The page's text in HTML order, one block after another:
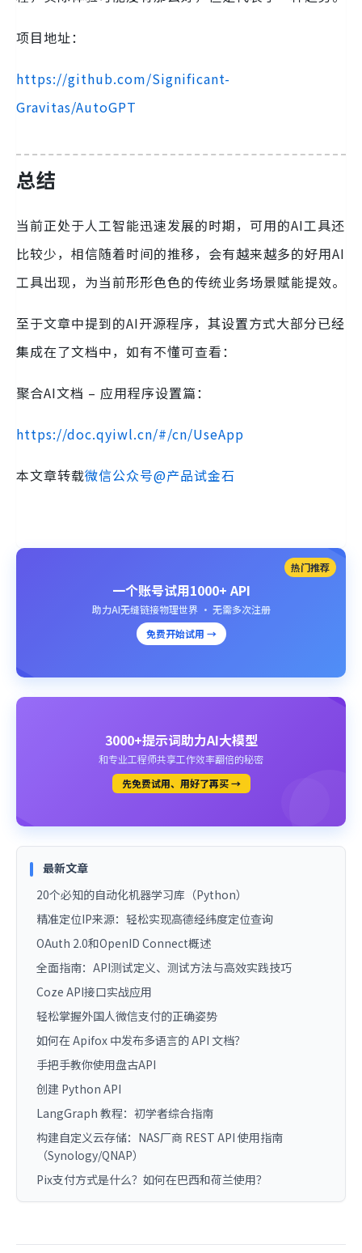
项目地址：
https://github.com/Significant-
Gravitas/AutoGPT
总结
当前正处于人工智能迅速发展的时期，可用的AI工具还
比较少，相信随着时间的推移，会有越来越多的好用AI
工具出现，为当前形形色色的传统业务场景赋能提效。
至于文章中提到的AI开源程序，其设置方式大部分已经
集成在了文档中，如有不懂可查看：
聚合AI文档 – 应用程序设置篇：
https://doc.qyiwl.cn/#/cn/UseApp
本文章转载微信公众号@产品试金石
热门推荐
一个账号试用1000+ API
助力AI无缝链接物理世界 · 无需多次注册
免费开始试用 →
3000+提示词助力AI大模型
和专业工程师共享工作效率翻倍的秘密
先免费试用、用好了再买 →
最新文章
20个必知的自动化机器学习库（Python）
精准定位IP来源：轻松实现高德经纬度定位查询
OAuth 2.0和OpenID Connect概述
全面指南：API测试定义、测试方法与高效实践技巧
Coze API接口实战应用
轻松掌握外国人微信支付的正确姿势
如何在 Apifox 中发布多语言的 API 文档？
手把手教你使用盘古API
创建 Python API
LangGraph 教程：初学者综合指南
构建自定义云存储：NAS厂商 REST API 使用指南
（Synology/QNAP）
Pix支付方式是什么？如何在巴西和荷兰使用？